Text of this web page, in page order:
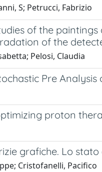
S; Petrucci, Fabrizio
of the
of the
Pelosi, Claudia
Pre Analysis
proton
grafiche. Lo
Cristofanelli, Pacifico